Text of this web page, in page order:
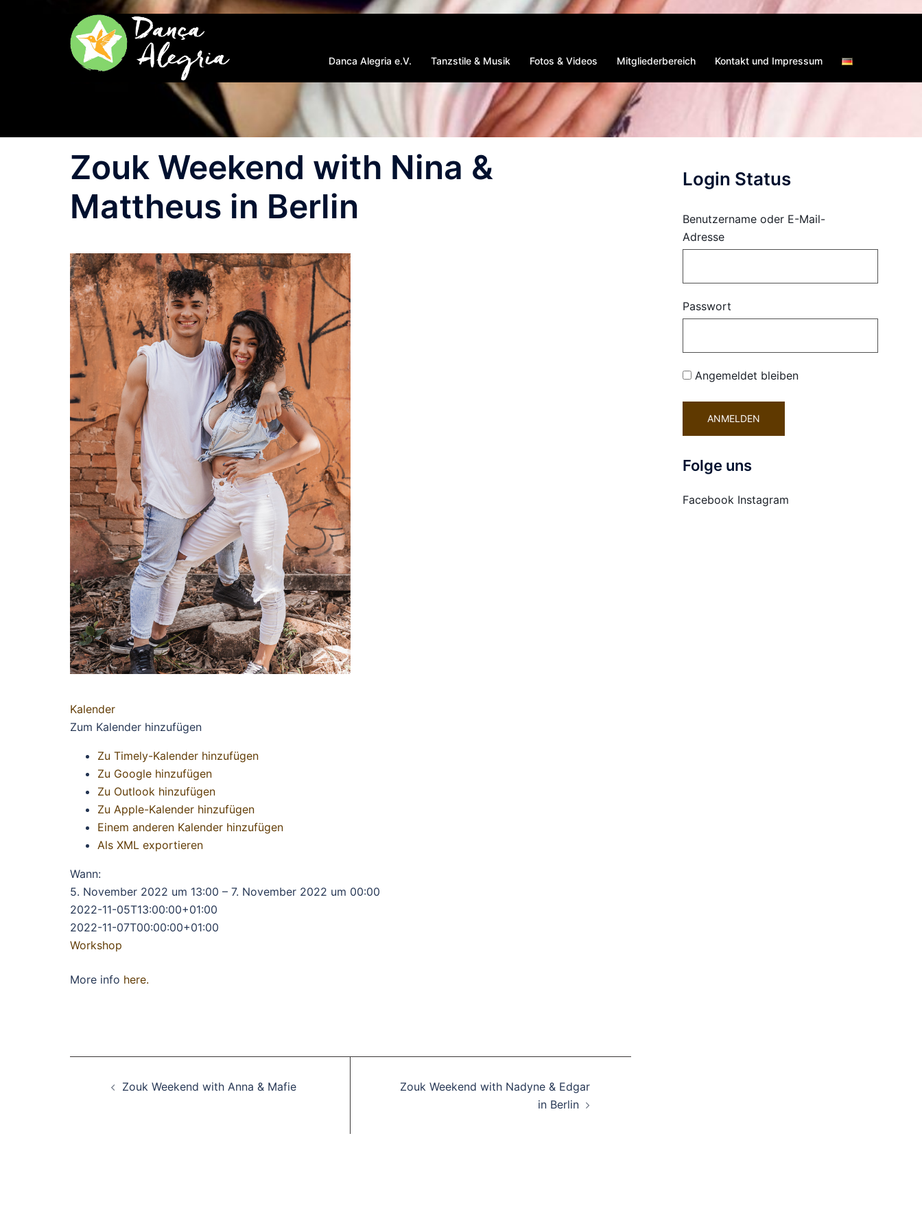
Danca Alegria e.V. Tanzstile & Musik Fotos & Videos Mitgliederbereich Kontakt und Impressum
Zouk Weekend with Nina &
Mattheus in Berlin
Kalender
Zum Kalender hinzufügen
Zu Timely-Kalender hinzufügen
Zu Google hinzufügen
Zu Outlook hinzufügen
Zu Apple-Kalender hinzufügen
Einem anderen Kalender hinzufügen
Als XML exportieren
Wann:
5. November 2022 um 13:00 – 7. November 2022 um 00:00
2022-11-05T13:00:00+01:00
2022-11-07T00:00:00+01:00
Workshop
More info here.
Zouk Weekend with Anna & Mafie
Zouk Weekend with Nadyne & Edgar
in Berlin
Login Status
Benutzername oder E-Mail-
Adresse
Passwort
Angemeldet bleiben
Folge uns
Facebook Instagram